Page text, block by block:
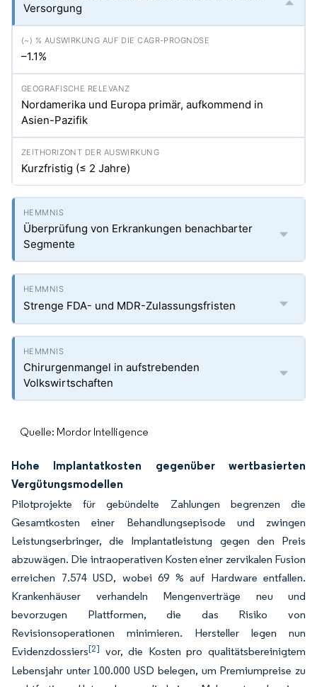
Versorgung
–1.1%
Nordamerika und Europa primär, aufkommend in
Asien-Pazifik
Kurzfristig (≤ 2 Jahre)
Überprüfung von Erkrankungen benachbarter
Segmente
Strenge FDA- und MDR-Zulassungsfristen
Chirurgenmangel in aufstrebenden
Volkswirtschaften
Quelle: Mordor Intelligence
Hohe Implantatkosten gegenüber wertbasierten
Vergütungsmodellen
Pilotprojekte für gebündelte Zahlungen begrenzen die
Gesamtkosten einer Behandlungsepisode und zwingen
Leistungserbringer, die Implantatleistung gegen den Preis
abzuwägen. Die intraoperativen Kosten einer zervikalen Fusion
erreichen 7.574 USD, wobei 69 % auf Hardware entfallen.
Krankenhäuser verhandeln Mengenverträge neu und
bevorzugen Plattformen, die das Risiko von
Revisionsoperationen minimieren. Hersteller legen nun
Evidenzdossiers[2] vor, die Kosten pro qualitätsbereinigtem
Lebensjahr unter 100.000 USD belegen, um Premiumpreise zu